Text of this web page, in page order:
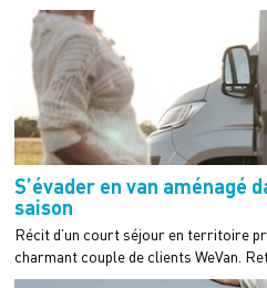
S’évader en van aménagé
saison
Récit d’un court séjour en territoire
charmant couple de clients WeVan.